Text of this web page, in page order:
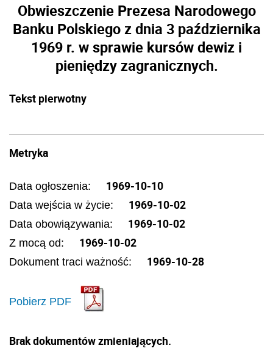
Obwieszczenie Prezesa Narodowego
Banku Polskiego z dnia 3 października
1969 r. w sprawie kursów dewiz i
pieniędzy zagranicznych.
Tekst pierwotny
Metryka
Data ogłoszenia: 1969-10-10
Data wejścia w życie: 1969-10-02
Data obowiązywania: 1969-10-02
Z mocą od: 1969-10-02
Dokument traci ważność: 1969-10-28
Pobierz PDF
Brak dokumentów zmieniających.